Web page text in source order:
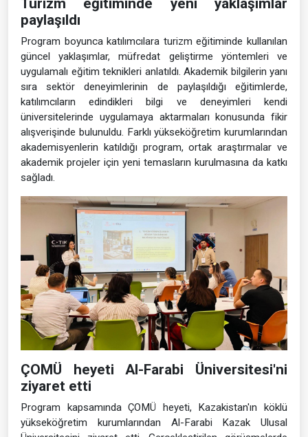
Turizm eğitiminde yeni yaklaşımlar
paylaşıldı
Program boyunca katılımcılara turizm eğitiminde kullanılan
güncel yaklaşımlar, müfredat geliştirme yöntemleri ve
uygulamalı eğitim teknikleri anlatıldı. Akademik bilgilerin yanı
sıra sektör deneyimlerinin de paylaşıldığı eğitimlerde,
katılımcıların edindikleri bilgi ve deneyimleri kendi
üniversitelerinde uygulamaya aktarmaları konusunda fikir
alışverişinde bulunuldu. Farklı yükseköğretim kurumlarından
akademisyenlerin katıldığı program, ortak araştırmalar ve
akademik projeler için yeni temasların kurulmasına da katkı
sağladı.
ÇOMÜ heyeti Al-Farabi Üniversitesi'ni
ziyaret etti
Program kapsamında ÇOMÜ heyeti, Kazakistan'ın köklü
yükseköğretim kurumlarından Al-Farabi Kazak Ulusal